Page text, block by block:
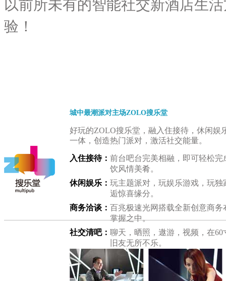
以前所未有的智能社交新酒店生
验！
城中最潮派对主场ZOLO搜乐堂
好玩的ZOLO搜乐堂，融入住接待，休闲娱
一体，创造热门派对，激活社交能量。
入住接待： 前台吧台完美相融，即可轻松完
饮风情美肴。
休闲娱乐： 玩主题派对，玩娱乐游戏，玩独
逅惊喜缘分。
商务洽谈： 百兆极速光网搭载全新创意商务
掌握之中。
社交清吧： 聊天，晒照，遨游，视频，在
旧友无所不乐。